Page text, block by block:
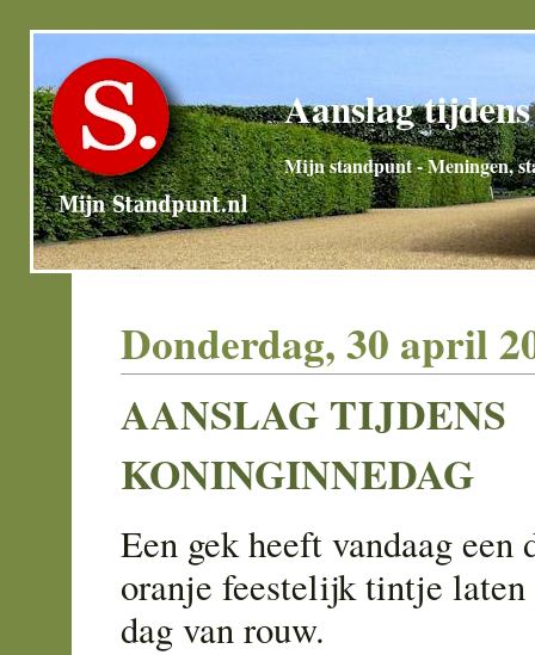
Aanslag
Mijn standpunt - Meningen,
Donderdag, 30 april
AANSLAG TIJDENS
KONINGINNEDAG
Een gek heeft vandaag een
oranje feestelijk tintje
dag van rouw.